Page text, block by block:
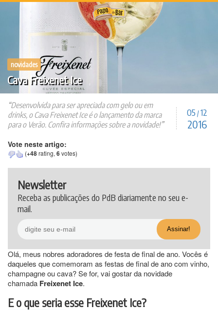
Ir
novidades
Cava Freixenet Ice
05 /12
2016
Desenvolvida para ser apreciada com gelo ou em
drinks, o Cava Freixenet Ice é o lançamento da marca
para o Verão. Confira informações sobre a novidade!
Vote neste artigo:
(+48rating, 6votes)
Newsletter
Receba as publicações do PdB diariamente no seu e-
mail.
Olá, meus nobres adoradores de festa de final de ano. Vocês é
daqueles que comemoram as festas de final de ano com vinho,
champagne ou cava? Se for, vai gostar da novidade
chamada Freixenet Ice.
E o que seria esse Freixenet Ice?